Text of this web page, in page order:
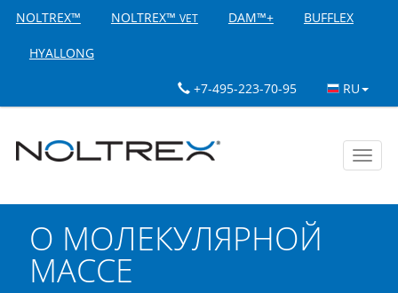
NOLTREX™ NOLTREX™ VET DAM™+ BUFFLEX
HYALLONG
+7-495-223-70-95 RU
О МОЛЕКУЛЯРНОЙ
МАССЕ